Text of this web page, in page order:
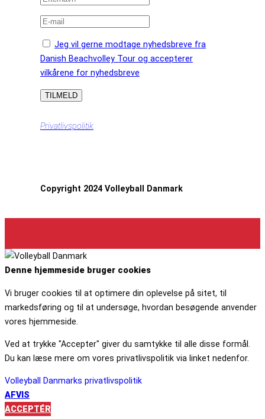
Jeg vil gerne modtage nyhedsbreve fra
Danish Beachvolley Tour og accepterer
vilkårene for nyhedsbreve
Privatlivspolitik
Copyright 2024 Volleyball Danmark
Denne hjemmeside bruger cookies
Vi bruger cookies til at optimere din oplevelse på sitet, til
markedsføring og til at undersøge, hvordan besøgende anvender
vores hjemmeside.
Ved at trykke "Accepter" giver du samtykke til alle disse formål.
Du kan læse mere om vores privatlivspolitik via linket nedenfor.
Volleyball Danmarks privatlivspolitik
AFVIS
ACCEPTÉR